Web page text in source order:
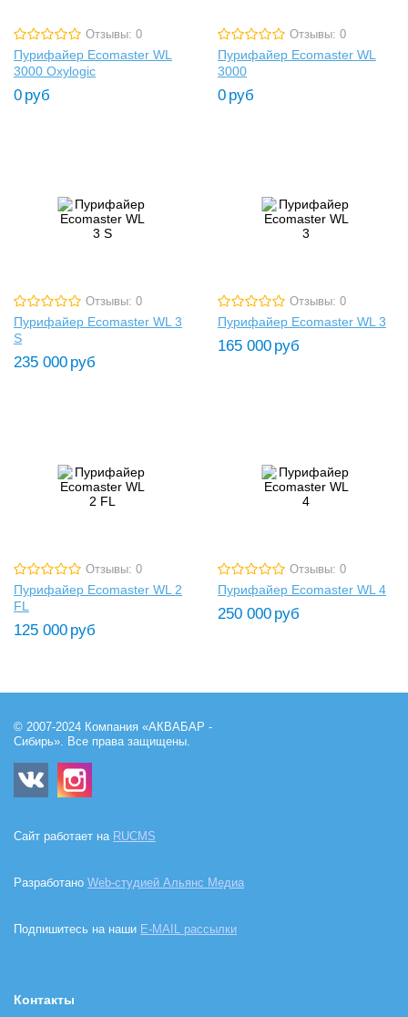
Отзывы: 0
Пурифайер Ecomaster WL
3000 Oxylogic
0 руб
Отзывы: 0
Пурифайер Ecomaster WL
3000
0 руб
Отзывы: 0
Пурифайер Ecomaster WL 3
S
235 000 руб
Отзывы: 0
Пурифайер Ecomaster WL 3
165 000 руб
Отзывы: 0
Пурифайер Ecomaster WL 2
FL
125 000 руб
Отзывы: 0
Пурифайер Ecomaster WL 4
250 000 руб
© 2007-2024 Компания «АКВАБАР -
Сибирь». Все права защищены.
Сайт работает на RUCMS
Разработано Web-студией Альянс Медиа
Подпишитесь на наши E-MAIL рассылки
Контакты